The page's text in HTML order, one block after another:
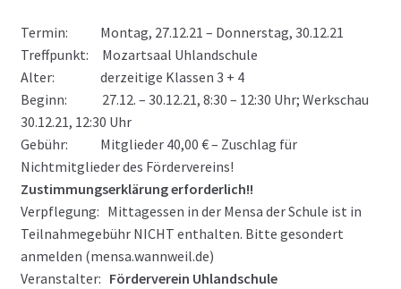
Termin: Montag, 27.12.21 – Donnerstag, 30.12.21
Treffpunkt: Mozartsaal Uhlandschule
Alter: derzeitige Klassen 3 + 4
Beginn: 27.12. – 30.12.21, 8:30 – 12:30 Uhr; Werkschau
30.12.21, 12:30 Uhr
Gebühr: Mitglieder 40,00 € – Zuschlag für
Nichtmitglieder des Fördervereins!
Zustimmungserklärung erforderlich!!
Verpflegung: Mittagessen in der Mensa der Schule ist in
Teilnahmegebühr NICHT enthalten. Bitte gesondert
anmelden (mensa.wannweil.de)
Veranstalter: Förderverein Uhlandschule